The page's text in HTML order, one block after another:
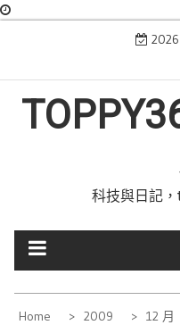
科技與日記
Home 2009 12 月